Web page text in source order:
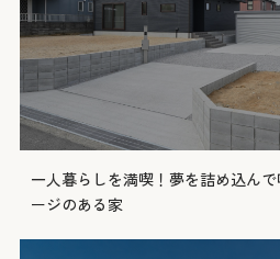
一人暮らしを満喫！夢を詰め込ん
ージのある家